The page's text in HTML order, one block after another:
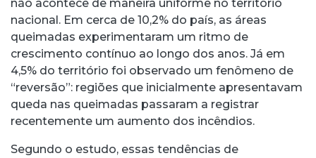
não acontece de maneira uniforme no território
nacional. Em cerca de 10,2% do país, as áreas
queimadas experimentaram um ritmo de
crescimento contínuo ao longo dos anos. Já em
4,5% do território foi observado um fenômeno de
“reversão”: regiões que inicialmente apresentavam
queda nas queimadas passaram a registrar
recentemente um aumento dos incêndios.
Segundo o estudo, essas tendências de